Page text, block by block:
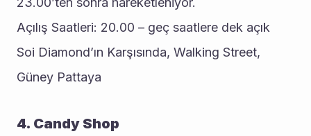
Açılış Saatleri: 20.00 – geç saatlere dek açık
Soi Diamond’ın Karşısında, Walking Street,
Güney Pattaya
4. Candy Shop